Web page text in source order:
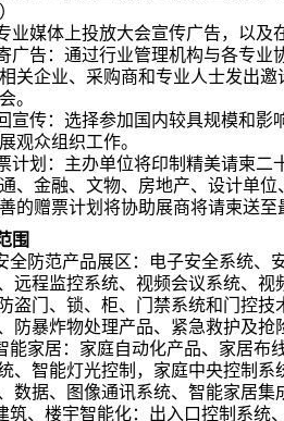
业媒体上投放大会宣传广告，以及
广告：通过行业管理机构与各专业
关企业、采购商和专业人士发出
。
宣传：选择参加国内较具规模和影
观众组织工作。
计划：主办单位将印制精美请柬二
、金融、文物、房地产、设计单
的赠票计划将协助展商将请柬送至
围
全防范产品展区：电子安全系统、
远程监控系统、视频会议系统、
盗门、锁、柜、门禁系统和门控
防暴炸物处理产品、紧急救护及抢
能家居： 家庭自动化产品、家居布
、智能灯光控制，家庭中央控制
数据、图像通讯系统、智能家居集
、楼宇智能化：出入口控制系统